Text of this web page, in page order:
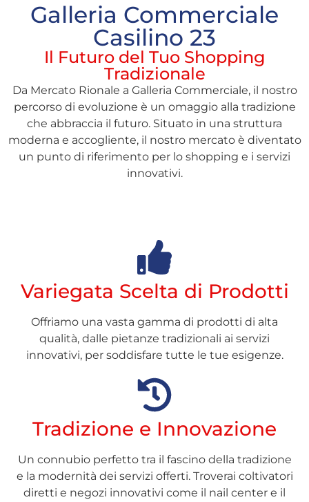
Galleria Commerciale
Casilino 23
Il Futuro del Tuo Shopping
Tradizionale
Da Mercato Rionale a Galleria Commerciale, il nostro
percorso di evoluzione è un omaggio alla tradizione
che abbraccia il futuro. Situato in una struttura
moderna e accogliente, il nostro mercato è diventato
un punto di riferimento per lo shopping e i servizi
innovativi.
Variegata Scelta di Prodotti
Offriamo una vasta gamma di prodotti di alta
qualità, dalle pietanze tradizionali ai servizi
innovativi, per soddisfare tutte le tue esigenze.
Tradizione e Innovazione
Un connubio perfetto tra il fascino della tradizione
e la modernità dei servizi offerti. Troverai coltivatori
diretti e negozi innovativi come il nail center e il